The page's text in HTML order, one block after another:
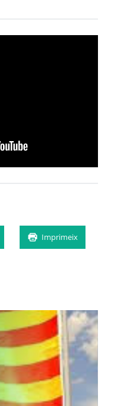
Imprimeix